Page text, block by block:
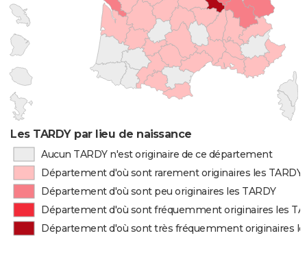
Les TARDY par lieu de naissance
Aucun TARDY n'est originaire de ce département
Département d'où sont rarement originaires les TARDY
Département d'où sont peu originaires les TARDY
Département d'où sont fréquemment originaires les
Département d'où sont très fréquemment originaires